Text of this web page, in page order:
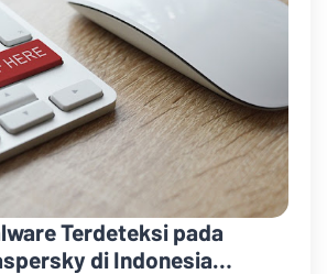
Terdeteksi pada
di Indonesia